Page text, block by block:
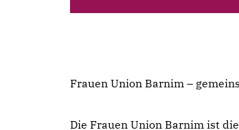
Frauen Union Barnim –
Die Frauen Union Barnim ist